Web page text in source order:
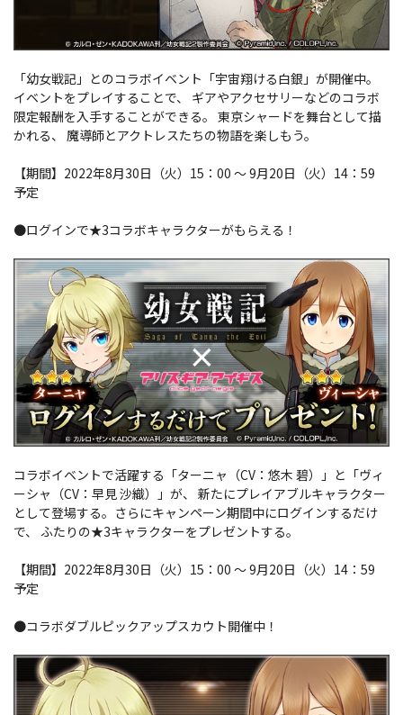
「幼女戦記」とのコラボイベント「宇宙翔ける白銀」が開催中。
イベントをプレイすることで、 ギアやアクセサリーなどのコラボ
限定報酬を入手することができる。 東京シャードを舞台として描
かれる、 魔導師とアクトレスたちの物語を楽しもう。
【期間】2022年8月30日（火）15：00 ～ 9月20日（火）14：59
予定
●ログインで★3コラボキャラクターがもらえる！
コラボイベントで活躍する「ターニャ（CV：悠木 碧）」と「ヴィ
ーシャ（CV：早見 沙織）」が、 新たにプレイアブルキャラクター
として登場する。さらにキャンペーン期間中にログインするだけ
で、 ふたりの★3キャラクターをプレゼントする。
【期間】2022年8月30日（火）15：00 ～ 9月20日（火）14：59
予定
●コラボダブルピックアップスカウト開催中！